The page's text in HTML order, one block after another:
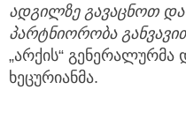
ადგილზე გავაცნოთ და
პარტნიორობა
„არქის“
ხეცურიანმა.